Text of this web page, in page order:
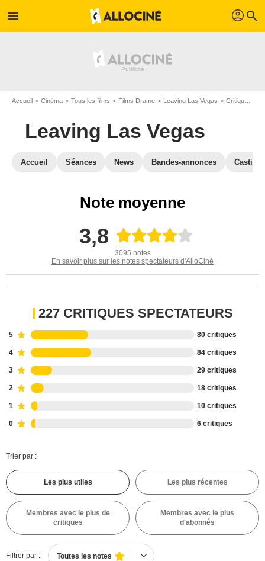
menu profil search
Accueil Cinéma Tous les films Films Drame Leaving Las Vegas Critiques Leaving Las Vegas
Leaving Las Vegas
Accueil Séances News Bandes-annonces Casting
Note moyenne
3,8
3095 notes
En savoir plus sur les notes spectateurs d'AlloCiné
227 CRITIQUES SPECTATEURS
5 80 critiques
4 84 critiques
3 29 critiques
2 18 critiques
1 10 critiques
0 6 critiques
Trier par :
Les plus utiles Les plus récentes
Membres avec le plus de
critiques
Membres avec le plus
d'abonnés
Filtrer par : Toutes les notes